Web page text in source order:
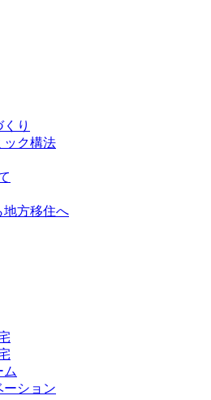
り
ック構法
地方移住へ
ム
ーション